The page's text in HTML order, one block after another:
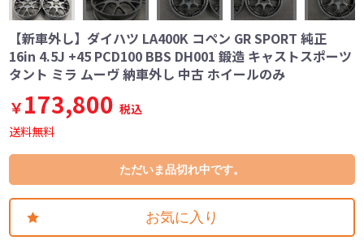
【新車外し】ダイハツ LA400K コペン GR SPORT 純正
16in 4.5J +45 PCD100 BBS DH001 鍛造 キャストスポーツ
タント ミラ ムーヴ 納車外し 中古 ホイールのみ
￥173,800 税込
送料無料
ただいま品切れ中です。
お気に入り